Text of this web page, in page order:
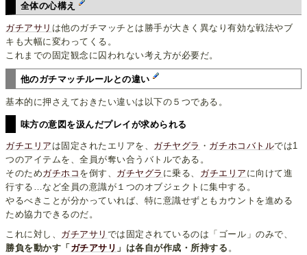
全体の心構え
ガチアサリ は他のガチマッチとは勝手が大きく異なり有効な戦法やブ
キも大幅に変わってくる。
これまでの固定観念に囚われない考え方が必要だ。
他のガチマッチルールとの違い
基本的に押さえておきたい違いは以下の５つである。
味方の意図を汲んだプレイが求められる
ガチエリア は固定されたエリアを、 ガチヤグラ ・ ガチホコバトルでは1
つのアイテムを、全員が奪い合うバトルである。
そのためガチホコ を倒す、 ガチヤグラ に乗る、 ガチエリア に向けて進
行する…など全員の意識が１つのオブジェクトに集中する。
やるべきことが分かっていれば、特に意識せずともカウントを進める
ため協力できるのだ。
これに対し、 ガチアサリ では固定されているのは「ゴール」のみで、
勝負を動かす「 ガチアサリ 」は各自が作成・所持する 。